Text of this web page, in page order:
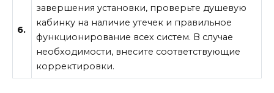
6.
завершения установки, проверьте душевую
кабинку на наличие утечек и правильное
функционирование всех систем. В случае
необходимости, внесите соответствующие
корректировки.